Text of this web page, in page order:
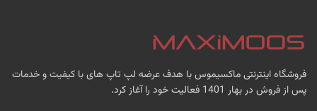
فروشگاه اینترنتی ماکسیموس با هدف عرضه لپ تاپ های با کیفیت و خدمات
پس از فروش در بهار 1401 فعالیت خود را آغاز کرد.